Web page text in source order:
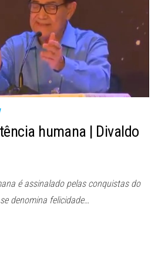
humana | Divaldo
é assinalado pelas conquistas do
denomina felicidade…